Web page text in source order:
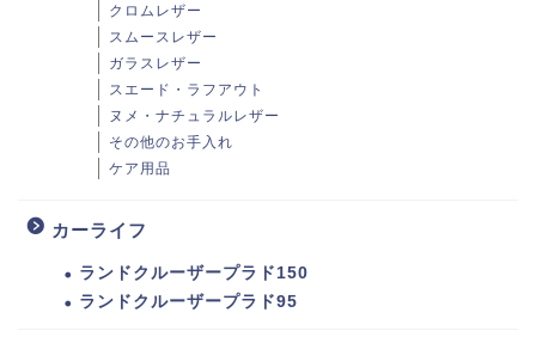
クロムレザー
スムースレザー
ガラスレザー
スエード・ラフアウト
ヌメ・ナチュラルレザー
その他のお手入れ
ケア用品
カーライフ
ランドクルーザープラド150
ランドクルーザープラド95